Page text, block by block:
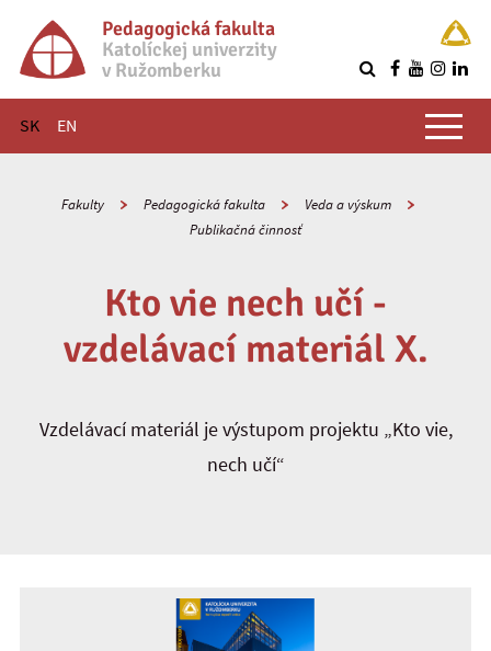
Pedagogická fakulta
Katolíckej univerzity
v Ružomberku
SK EN
Hlavné menu
Fakulty Pedagogická fakulta
Veda a výskum
Publikačná činnosť
Kto vie nech učí -
vzdelávací materiál X.
Vzdelávací materiál je výstupom projektu „Kto vie,
nech učí“